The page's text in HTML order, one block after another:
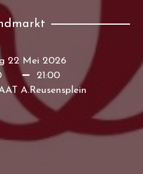
22 Mei 2026
21:00
A.Reusensplein